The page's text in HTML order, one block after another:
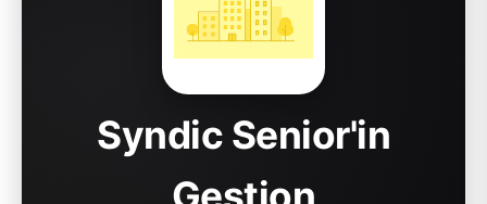
Syndic Senior'in